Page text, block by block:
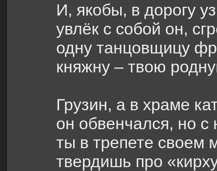
И, якобы, в дорогу
увлёк с собой он,
одну танцовщицу
княжну – твою
Грузин, а в храме
он обвенчался, но с
ты в трепете своем
твердишь про